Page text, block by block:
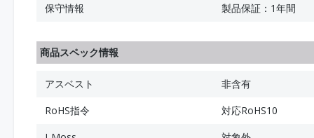
保守情報
製品保証：1年間
商品スペック情報
アスベスト
非含有
RoHS指令
対応RoHS10